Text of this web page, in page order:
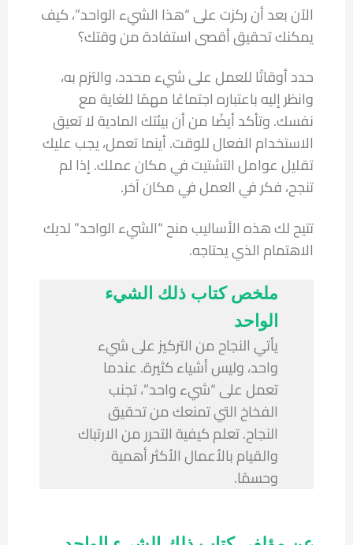
الآن بعد أن ركزت على “هذا الشيء الواحد”، كيف
يمكنك تحقيق أقصى استفادة من وقتك؟
حدد أوقاتًا للعمل على شيء محدد، والتزم به،
وانظر إليه باعتباره اجتماعًا مهمًا للغاية مع
نفسك. وتأكد أيضًا من أن بيئتك المادية لا تعيق
الاستخدام الفعال للوقت. أينما تعمل، يجب عليك
تقليل عوامل التشتيت في مكان عملك. إذا لم
تنجح، فكر في العمل في مكان آخر.
تتيح لك هذه الأساليب منح “الشيء الواحد” لديك
الاهتمام الذي يحتاجه.
ملخص كتاب ذلك الشيء
الواحد
يأتي النجاح من التركيز على شيء
واحد، وليس أشياء كثيرة. عندما
تعمل على “شيء واحد”، تجنب
الفخاخ التي تمنعك من تحقيق
النجاح. تعلم كيفية التحرر من الارتباك
والقيام بالأعمال الأكثر أهمية
وحسمًا.